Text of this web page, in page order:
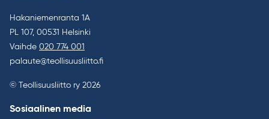
Hakaniemenranta 1A
PL 107, 00531 Helsinki
Vaihde 020 774 001
palaute@teollisuusliitto.fi
© Teollisuusliitto ry 2026
Sosiaalinen media